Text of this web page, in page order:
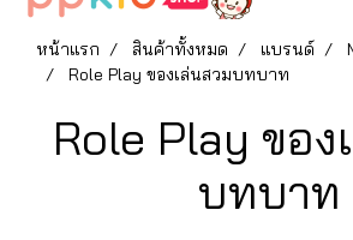
หน้าแรก สินค้าทั้งหมด แบรนด์
Role Play ของเล่นสวมบทบาท
Role Play ของ
บทบาท